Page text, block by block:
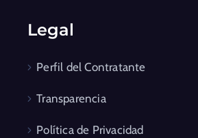
Legal
Perfil del Contratante
Transparencia
Política de Privacidad